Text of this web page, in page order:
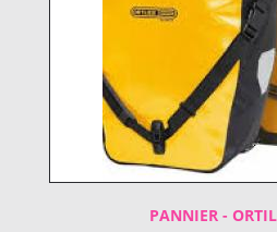
PANNIER -